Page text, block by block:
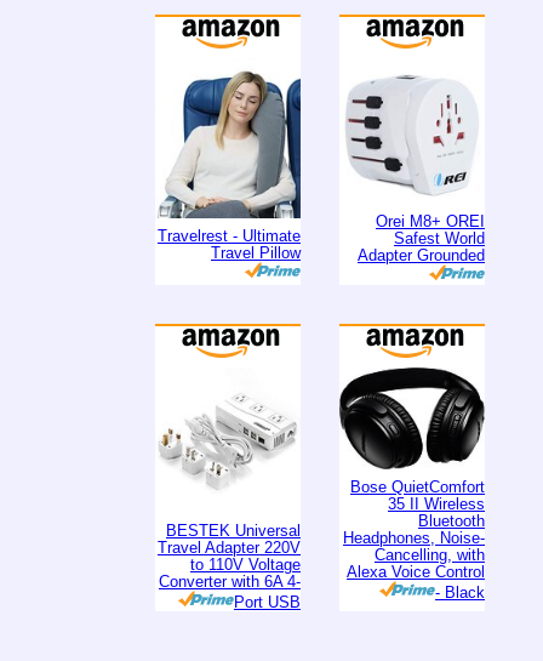
Orei M8+ OREI
Safest World
Adapter Grounded
Travelrest - Ultimate
Travel Pillow
Bose QuietComfort
35 II Wireless
Bluetooth
Headphones, Noise-
Cancelling, with
Alexa Voice Control
- Black
BESTEK Universal
Travel Adapter 220V
to 110V Voltage
Converter with 6A 4-
Port USB